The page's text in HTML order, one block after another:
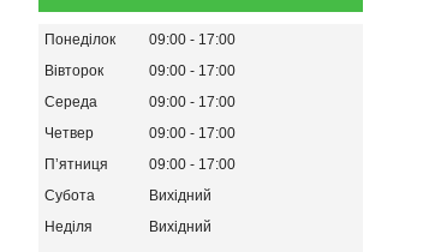
Понеділок 09:00
17:00
Вівторок
09:00
17:00
Середа
09:00
17:00
Четвер
09:00
17:00
Пʼятниця
09:00
17:00
Субота
Вихідний
Неділя
Вихідний